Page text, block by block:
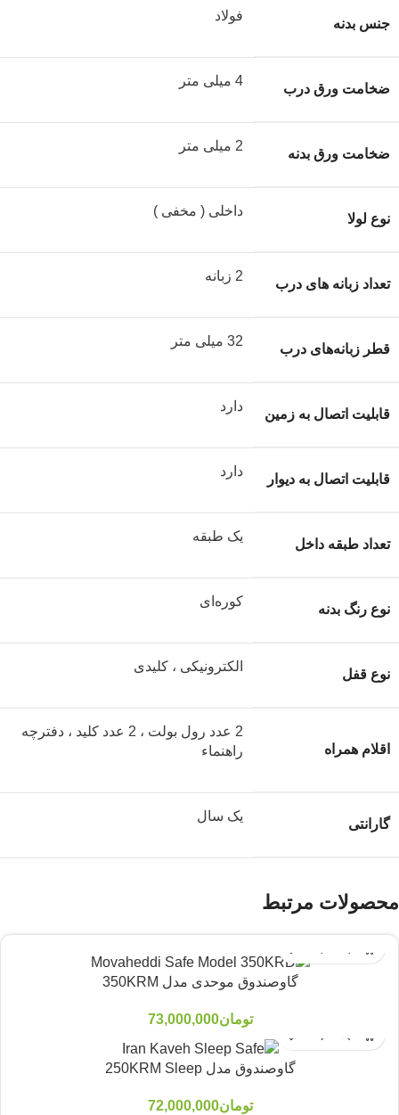
جنس بدنه
فولاد
ضخامت ورق درب
4 میلی متر
ضخامت ورق بدنه
2 میلی متر
نوع لولا
داخلی ( مخفی )
تعداد زبانه های درب
2 زبانه
قطر زبانه‌های درب
32 میلی متر
قابلیت اتصال به زمین
دارد
قابلیت اتصال به دیوار
دارد
تعداد طبقه داخل
یک طبقه
نوع رنگ بدنه
کوره‌ای
نوع قفل
الکترونیکی ، کلیدی
اقلام همراه
2 عدد رول بولت ، 2 عدد کلید ، دفترچه
راهنماء
گارانتی
یک سال
محصولات مرتبط
گاوصندوق موحدی مدل 350KRM
تومان73,000,000
گاوصندوق مدل 250KRM Sleep
تومان72,000,000